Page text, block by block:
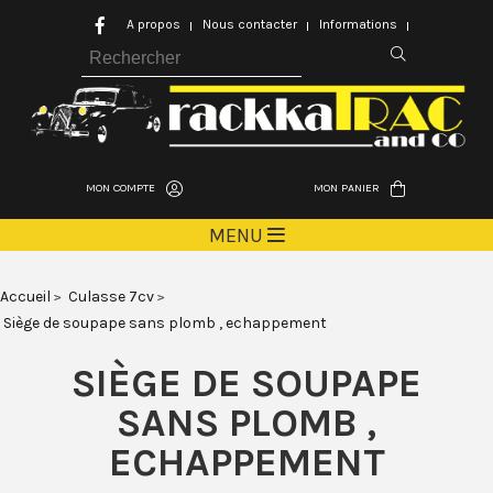
MON COMPTE MON PANIER
MENU
Accueil
Culasse 7cv
Siège de soupape sans plomb , echappement
SIÈGE DE SOUPAPE
SANS PLOMB ,
ECHAPPEMENT
A propos Nous contacter Informations